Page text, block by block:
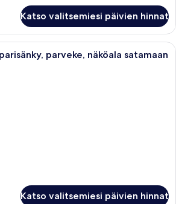
Katso valitsemiesi päivien hinnat
Swiss, Huone, 1 suuri parisänky,
parveke, näköala satamaan
Katso valitsemiesi päivien hinnat